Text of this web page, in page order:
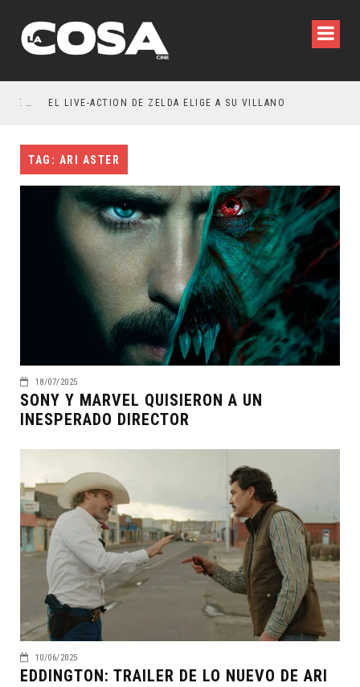
EL LIVE-ACTION DE ZELDA ELIGE A SU VILLANO
TAG: ARI ASTER
18/07/2025
SONY Y MARVEL QUISIERON A UN
INESPERADO DIRECTOR
10/06/2025
EDDINGTON: TRAILER DE LO NUEVO DE ARI